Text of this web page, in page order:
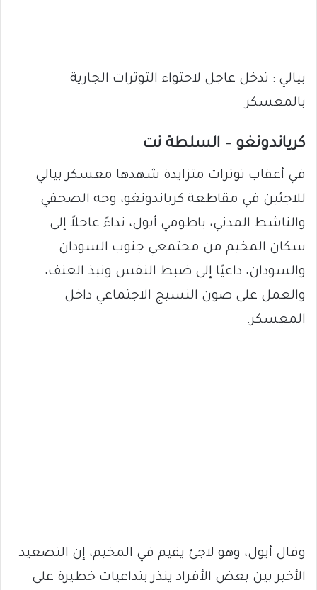
بيالي : تدخل عاجل لاحتواء التوترات الجارية
بالمعسكر
كرياندونغو – السلطة نت
في أعقاب توترات متزايدة شهدها معسكر بيالي
للاجئين في مقاطعة كرياندونغو، وجه الصحفي
والناشط المدني، باطومي أيول، نداءً عاجلاً إلى
سكان المخيم من مجتمعي جنوب السودان
والسودان، داعيًا إلى ضبط النفس ونبذ العنف،
والعمل على صون النسيج الاجتماعي داخل
المعسكر.
وقال أيول، وهو لاجئ يقيم في المخيم، إن التصعيد
الأخير بين بعض الأفراد ينذر بتداعيات خطيرة على